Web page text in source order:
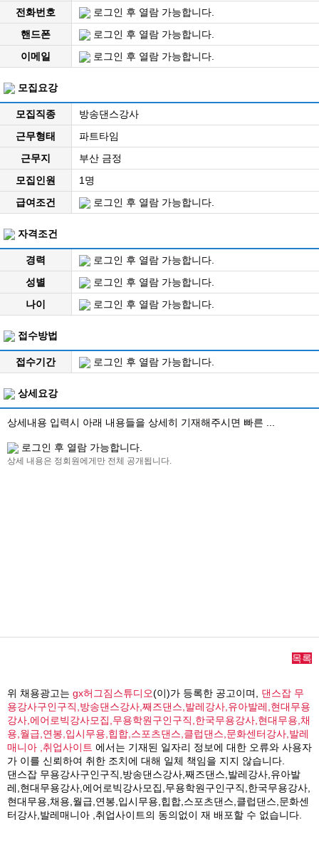
전화번호
로그인 후 열람 가능합니다.
핸드폰
로그인 후 열람 가능합니다.
이메일
로그인 후 열람 가능합니다.
모집요강
모집직종
방송댄스강사
근무형태
파트타임
근무지
부산 금정
모집인원
1명
급여조건
로그인 후 열람 가능합니다.
자격조건
경력
로그인 후 열람 가능합니다.
성별
로그인 후 열람 가능합니다.
나이
로그인 후 열람 가능합니다.
접수방법
접수기간 로그인 후 열람 가능합니다.
상세요강
상세내용 입력시 아래 내용들을 상세히 기재해주시면 빠른 ...
로그인 후 열람 가능합니다.
상세 내용은 정회원에게만 전체 공개됩니다.
목록
위 채용광고는 gx허그짐스튜디오(이)가 등록한 공고이며, 댄스잡 무
용강사구인구직,방송댄스강사,째즈댄스,발레강사,유아발레,현대무용
강사,에어로빅강사모집,무용학원구인구직,한국무용강사,현대무용,채
용,월급,연봉,입시무용,힙합,스포츠댄스,클럽댄스,문화센터강사,발레
매니아 ,취업사이트 에서는 기재된 일자리 정보에 대한 오류와 사용자
가 이를 신뢰하여 취한 조치에 대해 일체 책임을 지지 않습니다.
댄스잡 무용강사구인구직,방송댄스강사,째즈댄스,발레강사,유아발
레,현대무용강사,에어로빅강사모집,무용학원구인구직,한국무용강사,
현대무용,채용,월급,연봉,입시무용,힙합,스포츠댄스,클럽댄스,문화센
터강사,발레매니아 ,취업사이트의 동의없이 재 배포할 수 없습니다.